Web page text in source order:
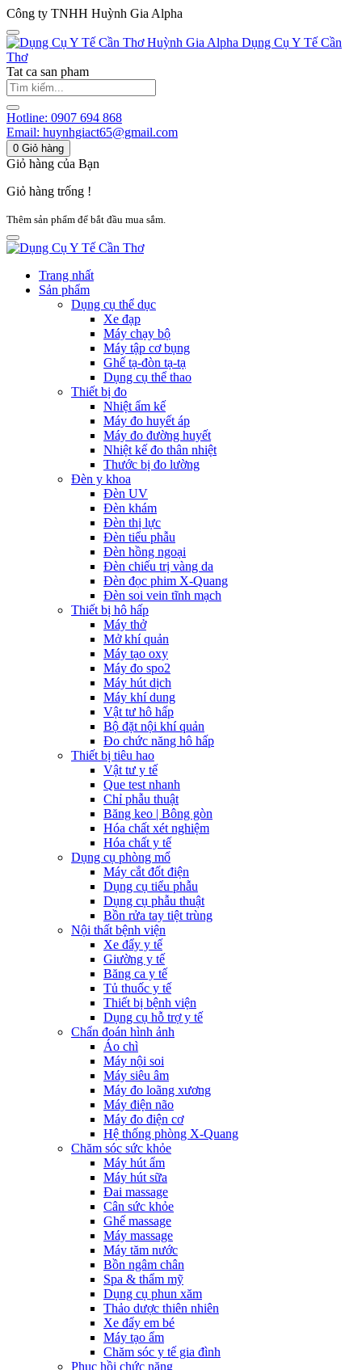
Công ty TNHH Huỳnh Gia Alpha
Huỳnh Gia Alpha Dụng Cụ Y Tế Cần
Thơ
Tat ca san pham
Hotline: 0907 694 868
Email: huynhgiact65@gmail.com
0 Giỏ hàng
Giỏ hàng của Bạn
Giỏ hàng trống !
Thêm sản phẩm để bắt đầu mua sắm.
Trang nhất
Sản phẩm
Dụng cụ thể dục
Xe đạp
Máy chạy bộ
Máy tập cơ bụng
Ghế tạ-đòn tạ-tạ
Dụng cụ thể thao
Thiết bị đo
Nhiệt ẩm kế
Máy đo huyết áp
Máy đo đường huyết
Nhiệt kế đo thân nhiệt
Thước bị đo lường
Đèn y khoa
Đèn UV
Đèn khám
Đèn thị lực
Đèn tiểu phẫu
Đèn hồng ngoại
Đèn chiếu trị vàng da
Đèn đọc phim X-Quang
Đèn soi vein tĩnh mạch
Thiết bị hô hấp
Máy thở
Mở khí quản
Máy tạo oxy
Máy đo spo2
Máy hút dịch
Máy khí dung
Vật tư hô hấp
Bộ đặt nội khí quản
Đo chức năng hô hấp
Thiết bị tiêu hao
Vật tư y tế
Que test nhanh
Chỉ phẫu thuật
Băng keo | Bông gòn
Hóa chất xét nghiệm
Hóa chất y tế
Dụng cụ phòng mổ
Máy cắt đốt điện
Dụng cụ tiểu phẫu
Dụng cụ phẫu thuật
Bồn rửa tay tiệt trùng
Nội thất bệnh viện
Xe đẩy y tế
Giường y tế
Băng ca y tế
Tủ thuốc y tế
Thiết bị bệnh viện
Dụng cụ hỗ trợ y tế
Chẩn đoán hình ảnh
Áo chì
Máy nội soi
Máy siêu âm
Máy đo loãng xương
Máy điện não
Máy đo điện cơ
Hệ thống phòng X-Quang
Chăm sóc sức khỏe
Máy hút ẩm
Máy hút sữa
Đai massage
Cân sức khỏe
Ghế massage
Máy massage
Máy tăm nước
Bồn ngâm chân
Spa & thẩm mỹ
Dụng cụ phun xăm
Thảo dược thiên nhiên
Xe đẩy em bé
Máy tạo ẩm
Chăm sóc y tế gia đình
Phục hồi chức năng